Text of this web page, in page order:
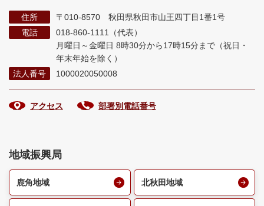
住所
〒010-8570 秋田県秋田市山王四丁目1番1号
電話
018-860-1111（代表）
月曜日～金曜日 8時30分から17時15分まで （祝日・
年末年始を除く）
法人番号
1000020050008
アクセス 部署別電話番号
地域振興局
鹿角地域 北秋田地域